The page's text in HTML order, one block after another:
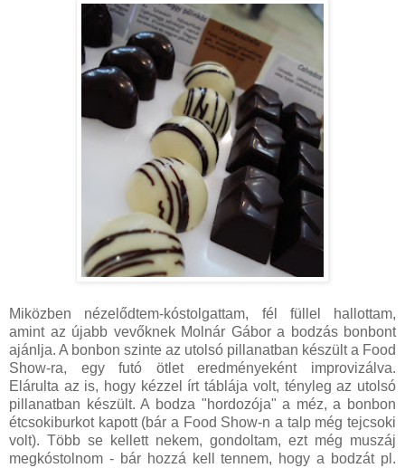
Miközben nézelődtem-kóstolgattam, fél füllel hallottam,
amint az újabb vevőknek Molnár Gábor a bodzás bonbont
ajánlja. A bonbon szinte az utolsó pillanatban készült a Food
Show-ra, egy futó ötlet eredményeként improvizálva.
Elárulta az is, hogy kézzel írt táblája volt, tényleg az utolsó
pillanatban készült. A bodza "hordozója" a méz, a bonbon
étcsokiburkot kapott (bár a Food Show-n a talp még tejcsoki
volt). Több se kellett nekem, gondoltam, ezt még muszáj
megkóstolnom - bár hozzá kell tennem, hogy a bodzát pl.